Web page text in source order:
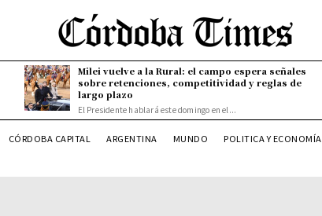
Milei vuelve a la Rural: el campo espera señales
sobre retenciones, competitividad y reglas de
largo plazo
El Presidente hablará este domingo en el...
CÓRDOBA CAPITAL ARGENTINA MUNDO POLITICA Y ECONOMÍA